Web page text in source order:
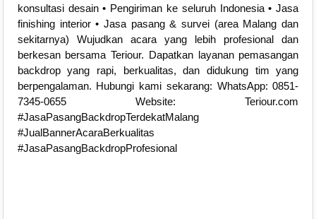
konsultasi desain • Pengiriman ke seluruh Indonesia • Jasa
finishing interior • Jasa pasang & survei (area Malang dan
sekitarnya) Wujudkan acara yang lebih profesional dan
berkesan bersama Teriour. Dapatkan layanan pemasangan
backdrop yang rapi, berkualitas, dan didukung tim yang
berpengalaman. Hubungi kami sekarang: WhatsApp: 0851-
7345-0655 Website: Teriour.com
#JasaPasangBackdropTerdekatMalang
#JualBannerAcaraBerkualitas
#JasaPasangBackdropProfesional